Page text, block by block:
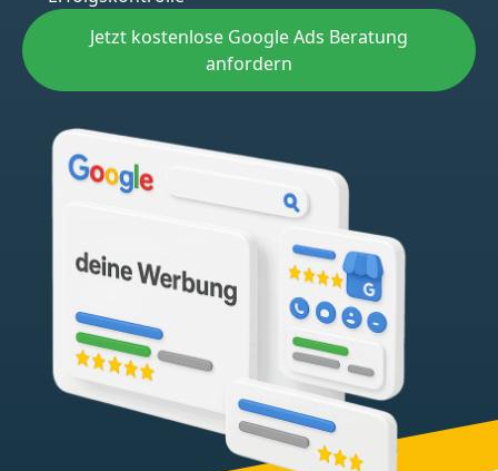
Jetzt kostenlose Google Ads Beratung
anfordern